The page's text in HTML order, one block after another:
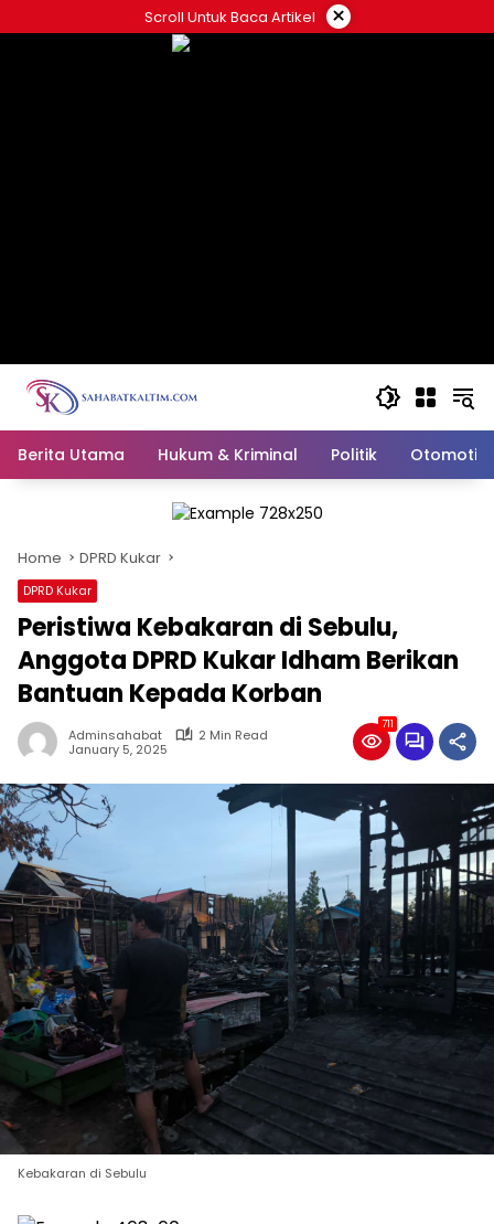
to
Scroll Untuk Baca Artikel ×
Berita Utama Hukum & Kriminal Politik Otomotif
Home DPRD Kukar
DPRD Kukar
Peristiwa Kebakaran di Sebulu,
Anggota DPRD Kukar Idham Berikan
Bantuan Kepada Korban
Adminsahabat
2 Min Read
January 5, 2025
711
Kebakaran di Sebulu